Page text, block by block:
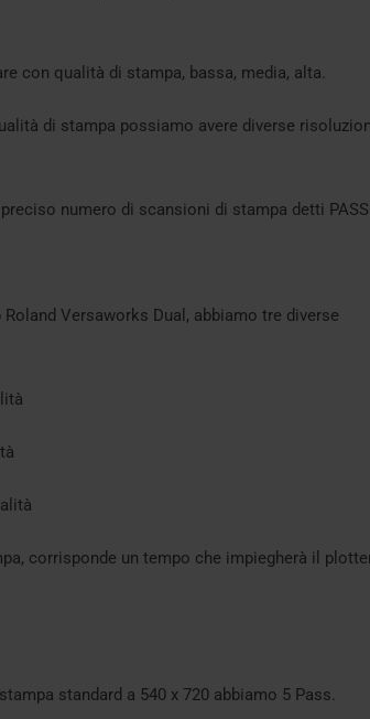
con qualità di stampa, bassa, media, alta.
di stampa possiamo avere diverse
numero di scansioni di stampa detti
Versaworks Dual, abbiamo tre diverse
corrisponde un tempo che impiegherà il
standard a 540 x 720 abbiamo 5 Pass.